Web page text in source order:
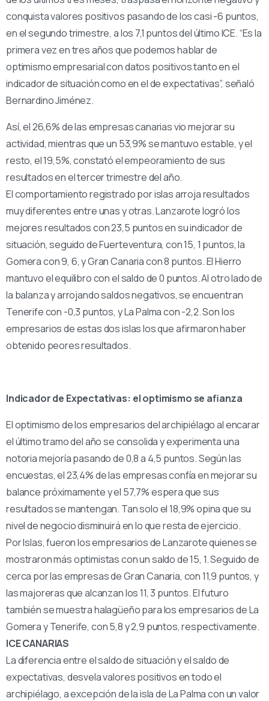
conquista valores positivos pasando de los casi -6 puntos,
en el segundo trimestre, a los 7,1 puntos del último ICE. “Es la
primera vez en tres años que podemos hablar de
optimismo empresarial con datos positivos tanto en el
indicador de situación como en el de expectativas”, señaló
Bernardino Jiménez.
Así, el 26,6% de las empresas canarias vio mejorar su
actividad, mientras que un 53,9% se mantuvo estable, y el
resto, el 19,5%, constató el empeoramiento de sus
resultados en el tercer trimestre del año.
El comportamiento registrado por islas arroja resultados
muy diferentes entre unas y otras. Lanzarote logró los
mejores resultados con 23,5 puntos en su indicador de
situación, seguido de Fuerteventura, con 15, 1 puntos, la
Gomera con 9, 6, y Gran Canaria con 8 puntos. El Hierro
mantuvo el equilibro con el saldo de 0 puntos. Al otro lado de
la balanza y arrojando saldos negativos, se encuentran
Tenerife con -0,3 puntos, y La Palma con -2,2. Son los
empresarios de estas dos islas los que afirmaron haber
obtenido peores resultados.
Indicador de Expectativas: el optimismo se afianza
El optimismo de los empresarios del archipiélago al encarar
el último tramo del año se consolida y experimenta una
notoria mejoría pasando de 0,8 a 4,5 puntos. Según las
encuestas, el 23,4% de las empresas confía en mejorar su
balance próximamente y el 57,7% espera que sus
resultados se mantengan. Tan solo el 18,9% opina que su
nivel de negocio disminuirá en lo que resta de ejercicio.
Por Islas, fueron los empresarios de Lanzarote quienes se
mostraron más optimistas con un saldo de 15, 1. Seguido de
cerca por las empresas de Gran Canaria, con 11,9 puntos, y
las majoreras que alcanzan los 11, 3 puntos. El futuro
también se muestra halagüeño para los empresarios de La
Gomera y Tenerife, con 5,8 y 2,9 puntos, respectivamente.
ICE CANARIAS
La diferencia entre el saldo de situación y el saldo de
expectativas, desvela valores positivos en todo el
archipiélago, a excepción de la isla de La Palma con un valor